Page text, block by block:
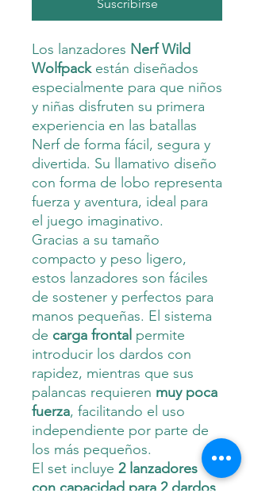
Suscribirse
Los lanzadores Nerf Wild
Wolfpackestán diseñados
especialmente para que niños
y niñas disfruten su primera
experiencia en las batallas
Nerf de forma fácil, segura y
divertida. Su llamativo diseño
con forma de lobo representa
fuerza y aventura, ideal para
el juego imaginativo.
Gracias a su tamaño
compacto y peso ligero,
estos lanzadores son fáciles
de sostener y perfectos para
manos pequeñas. El sistema
de carga frontal permite
introducir los dardos con
rapidez, mientras que sus
palancas requieren muy poca
fuerza, facilitando el uso
independiente por parte de
los más pequeños.
El set incluye 2 lanzadores
con capacidad para 2 dardos